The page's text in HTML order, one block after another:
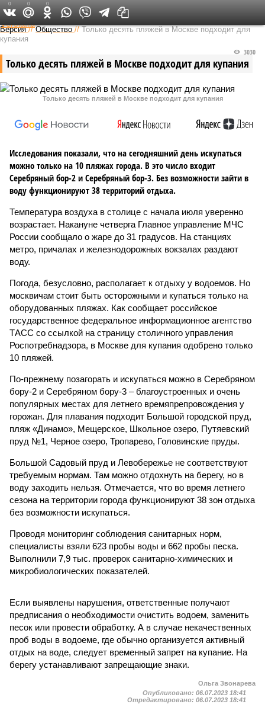
Федеральный выпуск
Версия //Общество //Только десять пляжей в Москве подходит для
купания
Только десять пляжей в Москве подходит для купания
3030
Только десять пляжей в Москве подходит для купания
Исследования показали, что на сегодняшний день искупаться
можно только на 10 пляжах города. В это число входит
Серебряный бор-2 и Серебряный бор-3. Без возможности зайти в
воду функционируют 38 территорий отдыха.
Температура воздуха в столице с начала июля уверенно
возрастает. Накануне четверга Главное управление МЧС
России сообщало о жаре до 31 градусов. На станциях
метро, причалах и железнодорожных вокзалах раздают
воду.
Погода, безусловно, располагает к отдыху у водоемов. Но
москвичам стоит быть осторожными и купаться только на
оборудованных пляжах. Как сообщает российское
государственное федеральное информационное агентство
ТАСС со ссылкой на страницу столичного управления
Роспотребнадзора, в Москве для купания одобрено только
10 пляжей.
По-прежнему позагорать и искупаться можно в Серебряном
бору-2 и Серебряном бору-3 – благоустроенных и очень
популярных местах для летнего времяпрепровождения у
горожан. Для плавания подходит Большой городской пруд,
пляж «Динамо», Мещерское, Школьное озеро, Путяевский
пруд №1, Черное озеро, Тропарево, Головинские пруды.
Большой Садовый пруд и Левобережье не соответствуют
требуемым нормам. Там можно отдохнуть на берегу, но в
воду заходить нельзя. Отмечается, что во время летнего
сезона на территории города функционируют 38 зон отдыха
без возможности искупаться.
Проводя мониторинг соблюдения санитарных норм,
специалисты взяли 623 пробы воды и 662 пробы песка.
Выполнили 7,9 тыс. проверок санитарно-химических и
микробиологических показателей.
Если выявлены нарушения, ответственные получают
предписания о необходимости очистить водоем, заменить
песок или провести обработку. А в случае некачественных
проб воды в водоеме, где обычно организуется активный
отдых на воде, следует временный запрет на купание. На
берегу устанавливают запрещающие знаки.
0 0 0
Ольга Звонарева
Опубликовано: 06.07.2023 18:41
Отредактировано: 06.07.2023 18:41